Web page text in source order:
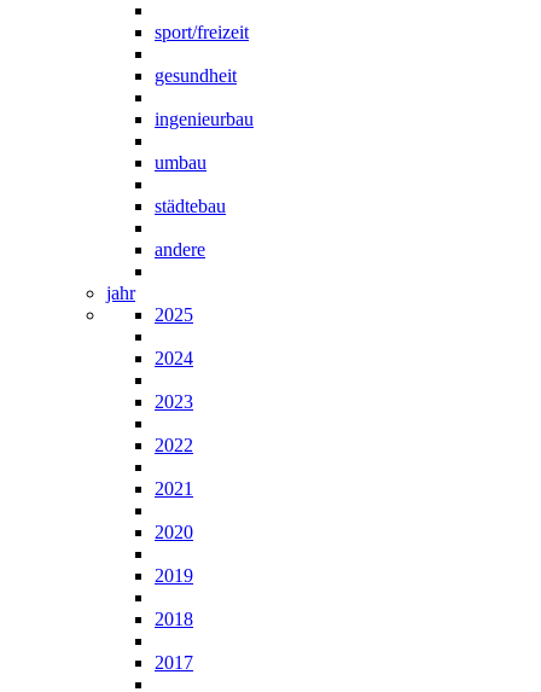
sport/freizeit
gesundheit
ingenieurbau
umbau
städtebau
andere
jahr
2025
2024
2023
2022
2021
2020
2019
2018
2017